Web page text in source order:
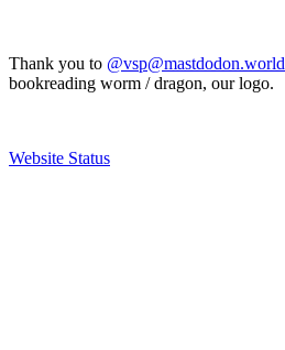
Thank you to @vsp@mastdodon.world
bookreading worm / dragon, our logo.
Website Status